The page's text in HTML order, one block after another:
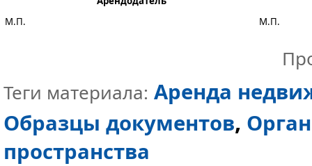
М.П.
М.П.
Теги материала: Аренда
Образцы документов,
пространства